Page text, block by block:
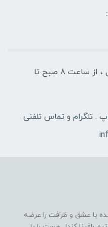
در تمام روزهای کاری و غیر تعطیل ، از ساعت 8 صبح تا
با عشق و ظرافت را عرضه